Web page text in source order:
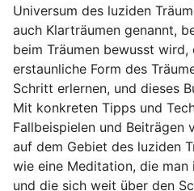
Universum des luziden
auch Klarträumen genannt,
beim Träumen bewusst
erstaunliche Form des
Schritt erlernen, und dieses
Mit konkreten Tipps und
Fallbeispielen und Beiträgen
auf dem Gebiet des luziden
wie eine Meditation, die man
und die sich weit über den